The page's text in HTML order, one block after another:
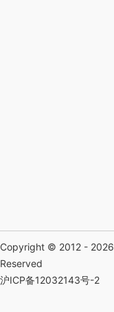
Copyright © 2012 - 2026
Reserved
沪ICP备12032143号-2